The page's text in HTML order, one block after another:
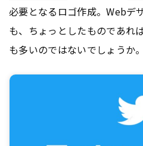
必要となるロゴ作成。Webデ
も、ちょっとしたものであれ
も多いのではないでしょうか。